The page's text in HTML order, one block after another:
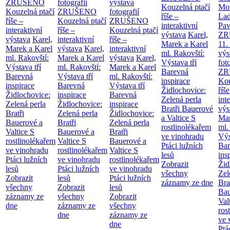
ZRUŠENO
Kouzelná ptačí
říše –
interaktivní
výstava Karel,
Marek a Karel
ml. Rakovští:
Výstava tří
Barevná
inspirace
Židlochovice:
Zelená perla
Bratři
Bauerové a
Valtice S
rostlinolékařem
ve vinohradu
Ptáci lužních
lesů
Zobrazit
všechny
záznamy ze
dne
fotografií
ZRUŠENO
Kouzelná ptačí
říše –
interaktivní
výstava Karel,
Marek a Karel
ml. Rakovští:
Výstava tří
Barevná
inspirace
Židlochovice:
Zelená perla
Bratři
Bauerové a
Valtice S
rostlinolékařem
ve vinohradu
Ptáci lužních
lesů
Zobrazit
všechny
záznamy ze
dne
výstava
fotografií
ZRUŠENO
Kouzelná ptačí
říše –
interaktivní
výstava Karel,
Marek a Karel
ml. Rakovští:
Výstava tří
Barevná
inspirace
Židlochovice:
Zelená perla
Bratři
Bauerové a
Valtice S
rostlinolékařem
ve vinohradu
Ptáci lužních
lesů
Zobrazit
všechny
záznamy ze
dne
Kouzelná ptačí
říše –
interaktivní
výstava Karel,
Marek a Karel
ml. Rakovští:
Výstava tří
Barevná
inspirace
Židlochovice:
Zelená perla
Bratři Bauerové
a Valtice S
rostlinolékařem
ve vinohradu
Ptáci lužních
lesů
Zobrazit
všechny
záznamy ze dne
ml.
ve